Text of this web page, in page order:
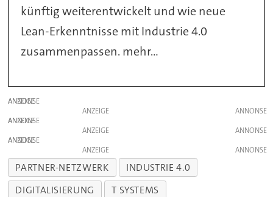
künftig weiterentwickelt und wie neue
Lean-Erkenntnisse mit Industrie 4.0
zusammenpassen. mehr...
ANZEIGE
ANZEIGE
ANZEIGE
ANZEIGE
ANZEIGE
ANZEIGE
PARTNER-NETZWERK
INDUSTRIE 4.0
DIGITALISIERUNG
T SYSTEMS